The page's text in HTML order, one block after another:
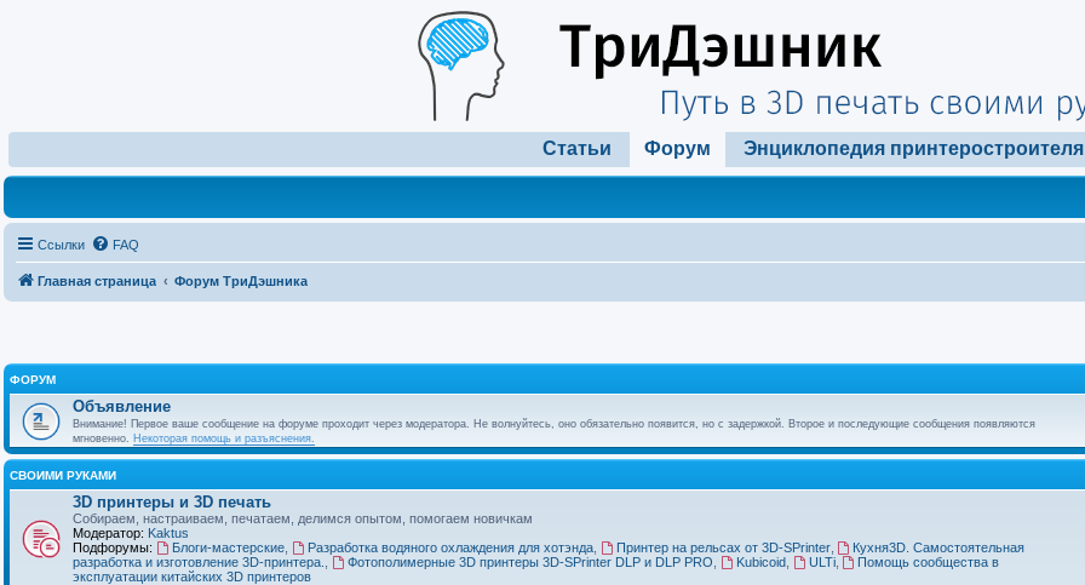
Статьи Форум Энциклопедия принтеростроителя
Ссылки FAQ
Главная страница Форум ТриДэшника
ФОРУМ
Объявление
Внимание! Первое ваше сообщение на форуме проходит через модератора. Не волнуйтесь, оно обязательно появится, но с задержкой. Второе и последующие сообщения появляются
мгновенно. Некоторая помощь и разъяснения.
СВОИМИ РУКАМИ
3D принтеры и 3D печать
Собираем, настраиваем, печатаем, делимся опытом, помогаем новичкам
Модератор: Kaktus
Подфорумы:
Блоги-мастерские, Разработка водяного охлаждения для хотэнда, Принтер на рельсах от 3D-SPrinter,
Кухня3D. Самостоятельная
разработка и изготовление 3D-принтера.
Фотополимерные 3D принтеры 3D-SPrinter DLP и DLP PRO Kubicoid, ULTi,
Помощь сообщества в
эксплуатации китайских 3D принтеров